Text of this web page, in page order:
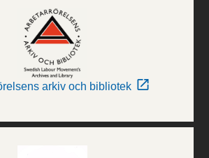
arkiv och bibliotek